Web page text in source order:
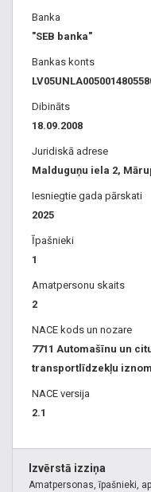
noma, ilgtermiņa auto
SIXT, kravas segments
Auto noma Centrs
Banka
"SEB banka"
Bankas konts
Dibināts
18.09.2008
Juridiskā adrese
Malduguņu iela 2,
Iesniegtie gada pārskati
2025
Īpašnieki
1
Amatpersonu skaits
2
NACE kods un nozare
7711 Automašīnu un
transportlīdzekļu
NACE versija
2.1
Izvērstā izziņa
Amatpersonas, īpašnieki,